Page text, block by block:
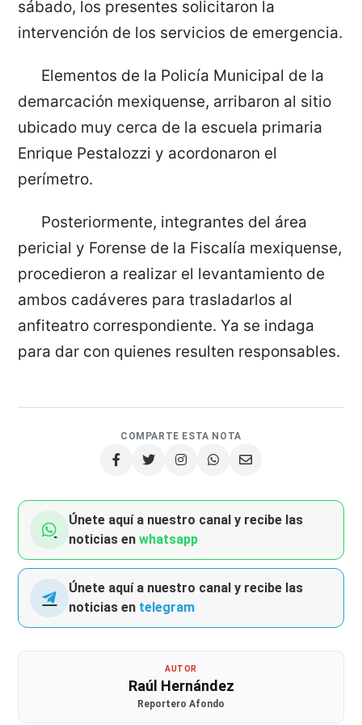
sábado, los presentes solicitaron la
intervención de los servicios de emergencia.
Elementos de la Policía Municipal de la
demarcación mexiquense, arribaron al sitio
ubicado muy cerca de la escuela primaria
Enrique Pestalozzi y acordonaron el
perímetro.
Posteriormente, integrantes del área
pericial y Forense de la Fiscalía mexiquense,
procedieron a realizar el levantamiento de
ambos cadáveres para trasladarlos al
anfiteatro correspondiente. Ya se indaga
para dar con quienes resulten responsables.
COMPARTE ESTA NOTA
Únete aquí a nuestro canal y recibe las
noticias enwhatsapp
Únete aquí a nuestro canal y recibe las
noticias en telegram
AUTOR
Raúl Hernández
Reportero Afondo